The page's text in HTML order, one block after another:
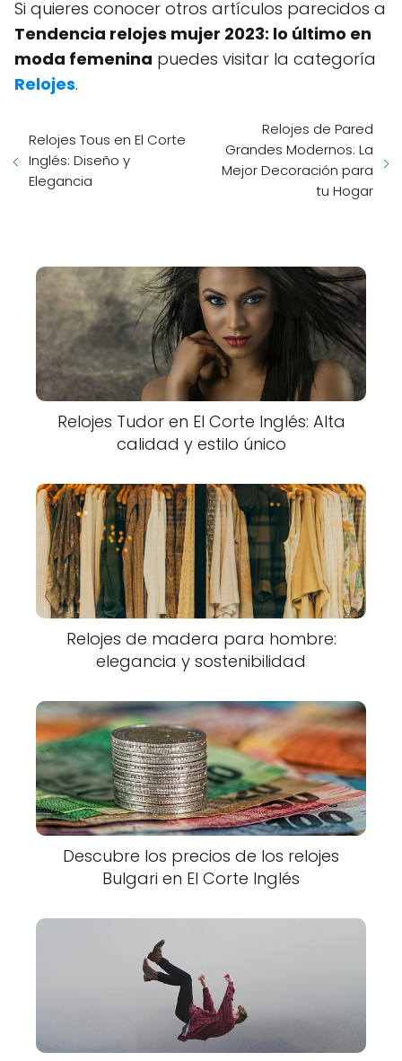
Si quieres conocer otros artículos parecidos a
Tendencia relojes mujer 2023: lo último en
moda femenina puedes visitar la categoría
Relojes.
Relojes Tous en El Corte
Inglés: Diseño y
Elegancia
Relojes de Pared
Grandes Modernos: La
Mejor Decoración para
tu Hogar
Relojes Tudor en El Corte Inglés: Alta
calidad y estilo único
Relojes de madera para hombre:
elegancia y sostenibilidad
Descubre los precios de los relojes
Bulgari en El Corte Inglés